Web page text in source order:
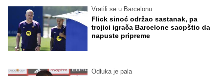
Vratili se u Barcelonu
Flick sinoć održao sastanak, pa
trojici igrača Barcelone saopštio da
napuste pripreme
Odluka je pala